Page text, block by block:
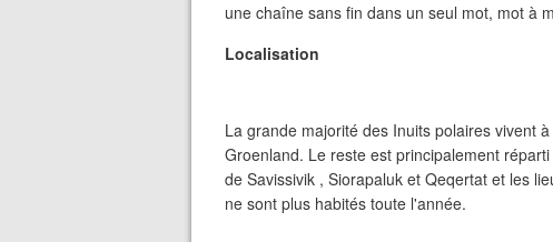
une chaîne sans fin dans un seul mot, mot à
Localisation
La grande majorité des Inuits polaires vivent
Groenland. Le reste est principalement
de Savissivik , Siorapaluk et Qeqertat et les
ne sont plus habités toute l'année.